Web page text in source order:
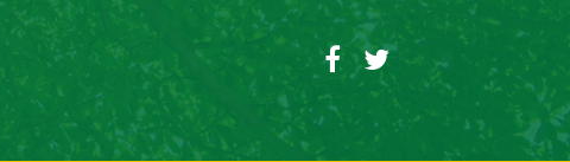
Facebook
Twitter